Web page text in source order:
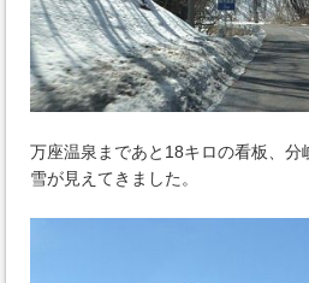
万座温泉まであと18キロの看板、分
雪が見えてきました。